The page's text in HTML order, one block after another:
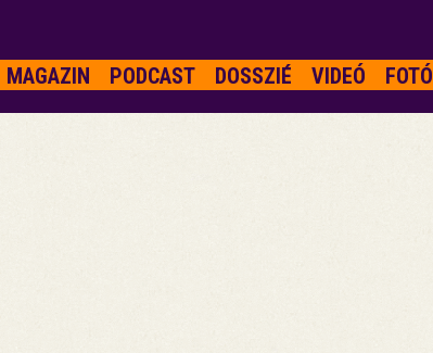
MAGAZIN PODCAST DOSSZIÉ VIDEÓ FOTÓ